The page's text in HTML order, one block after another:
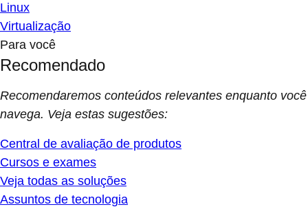
Linux
Virtualização
Para você
Recomendado
Recomendaremos conteúdos relevantes enquanto você
navega. Veja estas sugestões:
Central de avaliação de produtos
Cursos e exames
Veja todas as soluções
Assuntos de tecnologia